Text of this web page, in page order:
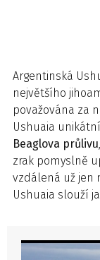
Argentinská
největšího
považována za
Ushuaia
Beaglova průlivu
zrak pomyslně
vzdálená už jen
Ushuaia slouží